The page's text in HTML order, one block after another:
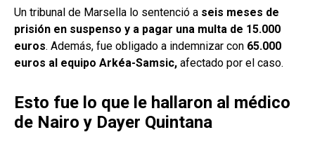
Un tribunal de Marsella lo sentenció a seis meses de
prisión en suspenso y a pagar una multa de 15.000
euros. Además, fue obligado a indemnizar con 65.000
euros al equipo Arkéa-Samsic, afectado por el caso.
Esto fue lo que le hallaron al médico
de Nairo y Dayer Quintana